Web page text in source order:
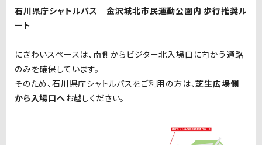
石川県庁シャトルバス｜金沢城北市民運動公園内 歩行推奨ル
ート
にぎわいスペースは、南側からビジター北入場口に向かう通路
のみを確保しています。
そのため、石川県庁シャトルバスをご利用の方は、芝生広場側
から入場口へお越しください。